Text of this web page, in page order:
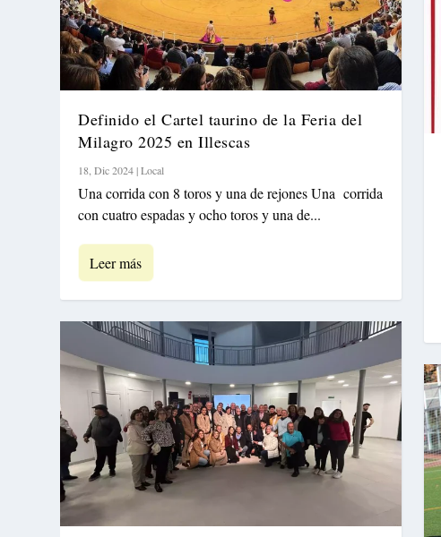
Definido el Cartel taurino de la Feria del
Milagro 2025 en Illescas
18, Dic 2024|Local
Una corrida con 8 toros y una de rejones Una corrida
con cuatro espadas y ocho toros y una de...
Leer más